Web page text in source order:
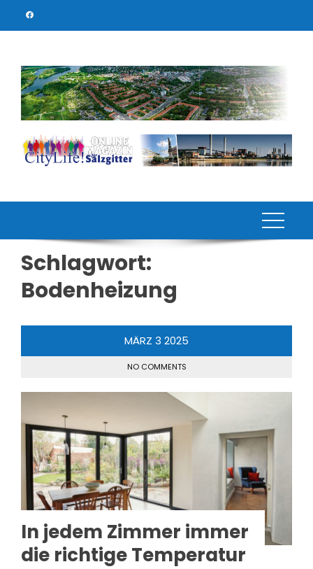
Schlagwort:
Bodenheizung
MÄRZ 3 2025
NO COMMENTS
In jedem Zimmer immer
die richtige Temperatur